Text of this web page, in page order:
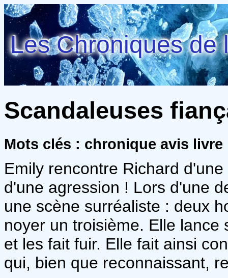
Les Chroniques de
Scandaleuses
Mots clés : chronique avis
Emily rencontre Richard
d'une agression ! Lors d'une
une scène surréaliste : deux
noyer un troisième. Elle
et les fait fuir. Elle fait ainsi
qui, bien que reconnaissant,